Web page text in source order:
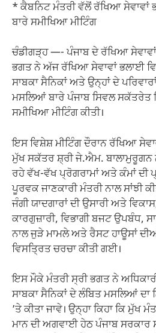
* ਕੈਬਨਿਟ ਮੰਤਰੀ ਵੱਲੋਂ ਰੱਖਿਆ ਸੇਵਾਵਾਂ
ਬਾਰੇ ਸਮੀਖਿਆ ਮੀਟਿੰਗ
ਚੰਡੀਗੜ੍ਹ —- ਪੰਜਾਬ ਦੇ ਰੱਖਿਆ
ਭਗਤ ਨੇ ਅੱਜ ਰੱਖਿਆ ਸੇਵਾਵਾਂ ਭਲਾਈ
ਸਾਬਕਾ ਸੈਨਿਕਾਂ ਅਤੇ ਉਨ੍ਹਾਂ ਦੇ
ਮਸਲਿਆਂ ਬਾਰੇ ਪੰਜਾਬ ਸਿਵਲ ਸਕੱਤਰੇਤ
ਸਮੀਖਿਆ ਮੀਟਿੰਗ ਕੀਤੀ।
ਇਸ ਵਿਸ਼ੇਸ਼ ਮੀਟਿੰਗ ਦੌਰਾਨ ਰੱਖਿਆ
ਮੁੱਖ ਸਕੱਤਰ ਸ਼੍ਰੀ ਜੇ.ਐਮ. ਬਾਲਾਮੁਰੂਗਨ
ਰਹੇ ਵੱਖ-ਵੱਖ ਪ੍ਰੋਗਰਾਮਾਂ ਅਤੇ ਕੰਮਾਂ ਦੀ
ਪੂਰਵਕ ਜਾਣਕਾਰੀ ਮੰਤਰੀ ਨਾਲ ਸਾਂਝੀ
ਜੰਗੀ ਯਾਦਗਾਰਾਂ ਦੀ ਉਸਾਰੀ ਅਤੇ
ਕਾਰਗੁਜ਼ਾਰੀ, ਵਿਭਾਗੀ ਬਜਟ ਉਪਬੰਧ,
ਨਾਲ ਜੁੜੇ ਮਾਮਲੇ ਅਤੇ ਰੈਸਟ ਹਾਊਸਾਂ
ਵਿਸਤ੍ਰਿਤ ਚਰਚਾ ਕੀਤੀ ਗਈ।
ਇਸ ਮੌਕੇ ਮੰਤਰੀ ਸ੍ਰੀ ਭਗਤ ਨੇ
ਸਾਬਕਾ ਸੈਨਿਕਾਂ ਦੇ ਲੰਬਿਤ ਮਸਲਿਆਂ ਦਾ
’ਤੇ ਕੀਤਾ ਜਾਵੇ। ਉਨ੍ਹਾ ਕਿਹਾ ਕਿ ਮੁੱਖ
ਮਾਨ ਦੀ ਅਗਵਾਈ ਹੇਠ ਪੰਜਾਬ ਸਰਕਾਰ